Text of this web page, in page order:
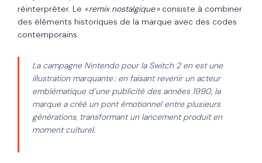
réinterpréter. Le « remix nostalgique »consiste à combiner
des éléments historiques de la marque avec des codes
contemporains.
La campagne Nintendo pour la Switch 2 en est une
illustration marquante : en faisant revenir un acteur
emblématique d’une publicité des années 1990, la
marque a créé un pont émotionnel entre plusieurs
générations, transformant un lancement produit en
moment culturel.